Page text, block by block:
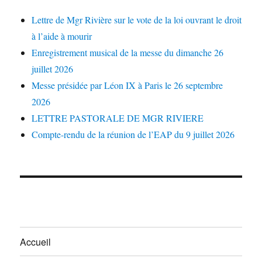
Lettre de Mgr Rivière sur le vote de la loi ouvrant le droit
à l’aide à mourir
Enregistrement musical de la messe du dimanche 26
juillet 2026
Messe présidée par Léon IX à Paris le 26 septembre
2026
LETTRE PASTORALE DE MGR RIVIERE
Compte-rendu de la réunion de l’EAP du 9 juillet 2026
Accueil